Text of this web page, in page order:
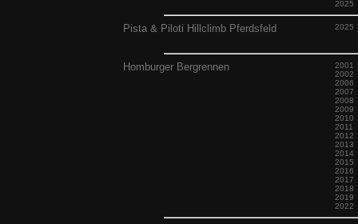
2025
Pista & Piloti Hillclimb Pferdsfeld 2025
Homburger Bergrennen
2001
2002
2006
2007
2008
2009
2010
2011
2012
2013
2014
2015
2016
2017
2018
2019
2022